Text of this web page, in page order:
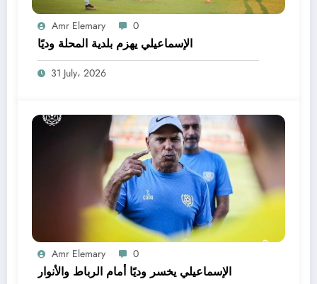
Amr Elemary 0
الإسماعيلي يهزم بلدية المحلة وديًا
31 July، 2026
Amr Elemary 0
الإسماعيلي يخسر وديًا أمام الرباط والأنوار